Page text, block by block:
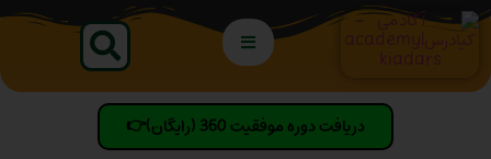
دریافت دوره موفقیت 360 (رایگان)👉